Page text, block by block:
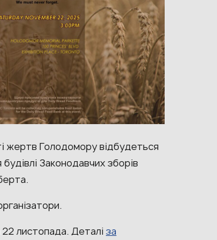
жертв Голодомору відбудеться
Законодавчих зборів
листопада. Деталі за